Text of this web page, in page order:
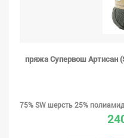
пряжа Супервош Артисан
75% SW шерсть 25%